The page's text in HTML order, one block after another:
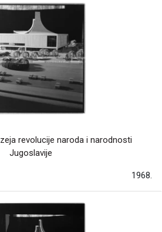
revolucije naroda i narodnosti
Jugoslavije
1968.